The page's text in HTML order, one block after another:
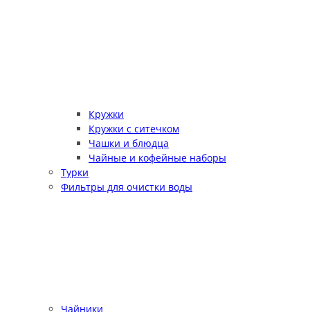
Кружки
Кружки с ситечком
Чашки и блюдца
Чайные и кофейные наборы
Турки
Фильтры для очистки воды
Чайники